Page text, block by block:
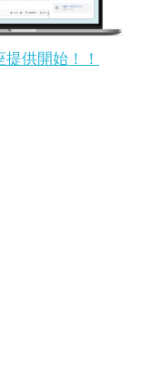
供開始！！